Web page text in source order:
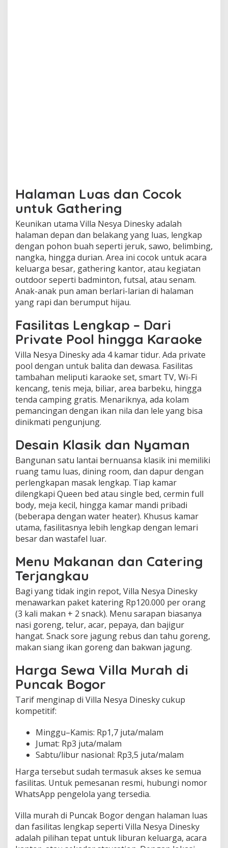
Halaman Luas dan Cocok
untuk Gathering
Keunikan utama Villa Nesya Dinesky adalah
halaman depan dan belakang yang luas, lengkap
dengan pohon buah seperti jeruk, sawo, belimbing,
nangka, hingga durian. Area ini cocok untuk acara
keluarga besar, gathering kantor, atau kegiatan
outdoor seperti badminton, futsal, atau senam.
Anak-anak pun aman berlari-larian di halaman
yang rapi dan berumput hijau.
Fasilitas Lengkap – Dari
Private Pool hingga Karaoke
Villa Nesya Dinesky ada 4 kamar tidur. Ada private
pool dengan untuk balita dan dewasa. Fasilitas
tambahan meliputi karaoke set, smart TV, Wi-Fi
kencang, tenis meja, biliar, area barbeku, hingga
tenda camping gratis. Menariknya, ada kolam
pemancingan dengan ikan nila dan lele yang bisa
dinikmati pengunjung.
Desain Klasik dan Nyaman
Bangunan satu lantai bernuansa klasik ini memiliki
ruang tamu luas, dining room, dan dapur dengan
perlengkapan masak lengkap. Tiap kamar
dilengkapi Queen bed atau single bed, cermin full
body, meja kecil, hingga kamar mandi pribadi
(beberapa dengan water heater). Khusus kamar
utama, fasilitasnya lebih lengkap dengan lemari
besar dan wastafel luar.
Menu Makanan dan Catering
Terjangkau
Bagi yang tidak ingin repot, Villa Nesya Dinesky
menawarkan paket katering Rp120.000 per orang
(3 kali makan + 2 snack). Menu sarapan biasanya
nasi goreng, telur, acar, pepaya, dan bajigur
hangat. Snack sore jagung rebus dan tahu goreng,
makan siang ikan goreng dan bakwan jagung.
Harga Sewa Villa Murah di
Puncak Bogor
Tarif menginap di Villa Nesya Dinesky cukup
kompetitif:
Minggu–Kamis: Rp1,7 juta/malam
Jumat: Rp3 juta/malam
Sabtu/libur nasional: Rp3,5 juta/malam
Harga tersebut sudah termasuk akses ke semua
fasilitas. Untuk pemesanan resmi, hubungi nomor
WhatsApp pengelola yang tersedia.
Villa murah di Puncak Bogor dengan halaman luas
dan fasilitas lengkap seperti Villa Nesya Dinesky
adalah pilihan tepat untuk liburan keluarga, acara